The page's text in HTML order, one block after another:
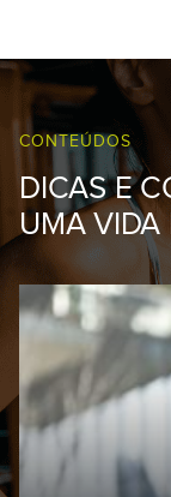
CONTEÚDOS
DICAS E
UMA VIDA